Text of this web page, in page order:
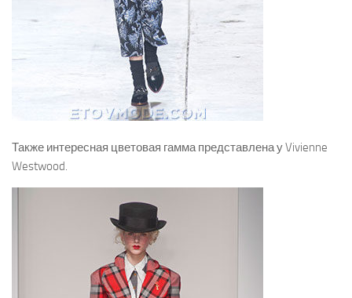
Также интересная цветовая гамма представлена у Vivienne
Westwood.